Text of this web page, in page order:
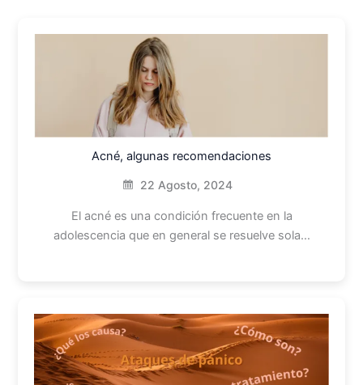
Acné, algunas recomendaciones
22 Agosto, 2024
El acné es una condición frecuente en la
adolescencia que en general se resuelve sola…